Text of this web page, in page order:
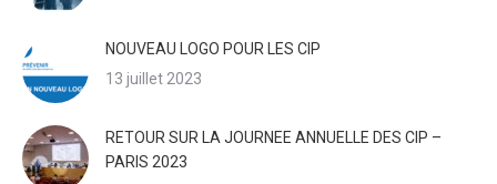
NOUVEAU LOGO POUR LES CIP
13 juillet 2023
RETOUR SUR LA JOURNEE ANNUELLE DES CIP –
PARIS 2023